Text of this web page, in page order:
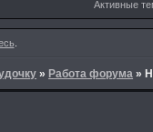
Активные
.
»Работа форума »